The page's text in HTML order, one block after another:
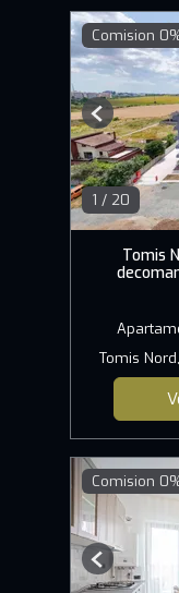
Comision
1 / 20
Previous
Tomis
Tomis
Comision
Previous